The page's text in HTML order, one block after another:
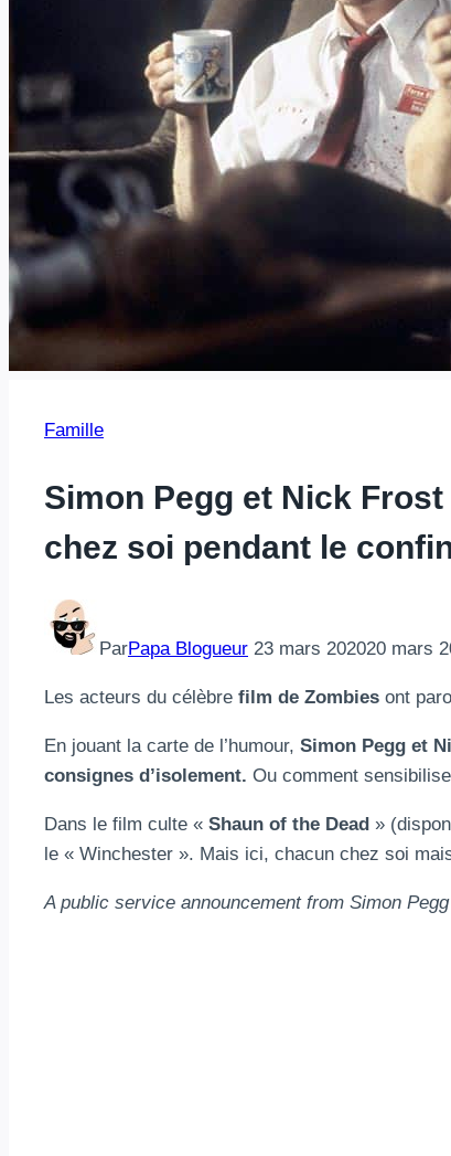
Famille
Simon Pegg et Nick
chez soi pendant le
ParPapa Blogueur 23 mars 202020 mars
Les acteurs du célèbre film de Zombies ont
En jouant la carte de l’humour, Simon Pegg et
consignes d’isolement. Ou comment
Dans le film culte « Shaun of the Dead »
le « Winchester ». Mais ici, chacun chez soi
A public service announcement from Simon